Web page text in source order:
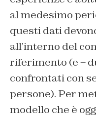
al medesimo
questi dati
all’interno del
riferimento (e –
confrontati con
persone). Per
modello che è